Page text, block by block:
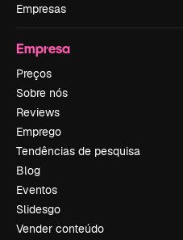
Empresas
Empresa
Preços
Sobre nós
Reviews
Emprego
Tendências de pesquisa
Blog
Eventos
Slidesgo
Vender conteúdo